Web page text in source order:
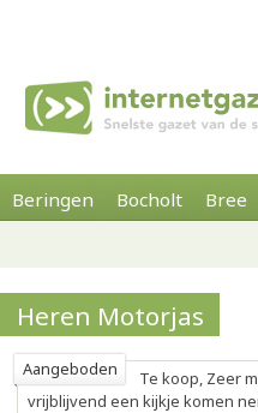
Beringen Bocholt Bree
Heren Motorjas
Aangeboden
Te koop, Zeer
vrijblijvend een kijkje komen